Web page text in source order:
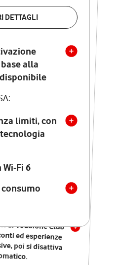
DETTAGLI
alla
limiti, con
Fi 6
LA COPERTURA
di attivazione
in base alla
disponibile
CASA:
senza limiti, con
tecnologia
Seven con Wi-Fi 7
illimitate verso
fissi e mobili
di Vodafone Club
ed esperienze
poi si disattiva